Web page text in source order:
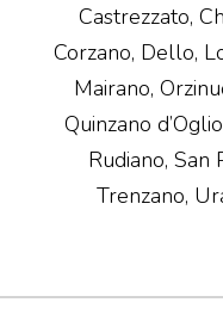
Castrezzato,
Corzano, Dello,
Mairano,
Quinzano
Rudiano, San
Trenzano,